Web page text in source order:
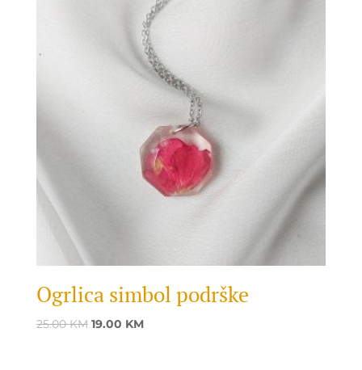
Ogrlica simbol podrške
25.00KM Original
19.00 KMCurrent